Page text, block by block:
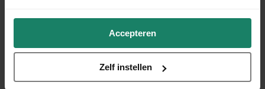
Accepteren
Zelf instellen